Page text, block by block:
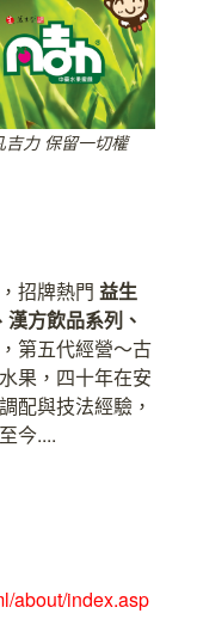
力 保留一切權
招牌熱門 益生
方飲品系列、
第五代經營～古
果，四十年在安
配與技法經驗，
今....
about/index.asp